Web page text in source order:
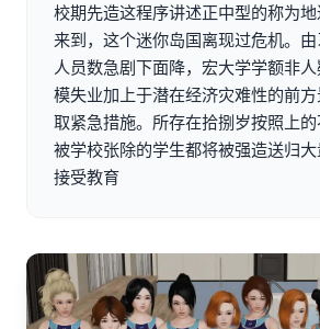
校期先造这程序讲述正中型的称为
来到，这个迷你岛国离现过危机。
人员数急剧下面降，宏大学学额非
模失业加上于潜在经济灾难性的前
取紧急措施。所存在拾捌岁按照上
被学校张除的学生都将被强造送归
接受教育